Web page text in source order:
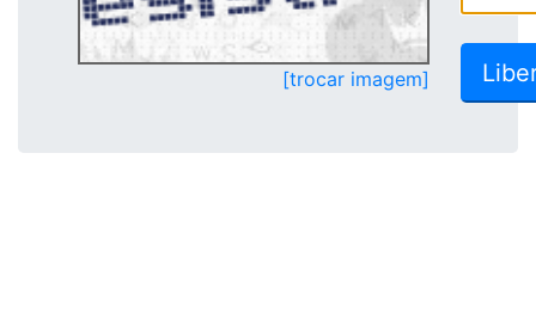
[trocar imagem]